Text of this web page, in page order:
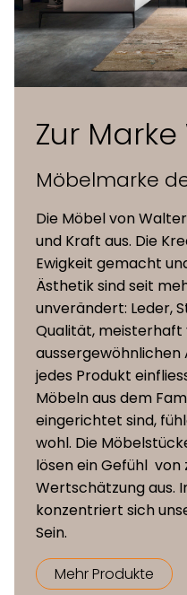
Zur
Möbelmarke
Die Möbel von
und Kraft aus. Die
Ewigkeit gemacht
Ästhetik sind seit
unverändert: Leder,
Qualität,
aussergewöhnlichen
jedes Produkt
Möbeln aus dem
eingerichtet sind,
wohl. Die
lösen ein Gefühl
Wertschätzung aus.
konzentriert sich
Sein.
Mehr Produkte